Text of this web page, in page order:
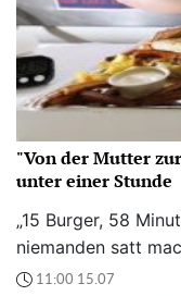
"Von der Mutter
unter einer Stunde
„15 Burger, 58
niemanden satt
11:00 15.07